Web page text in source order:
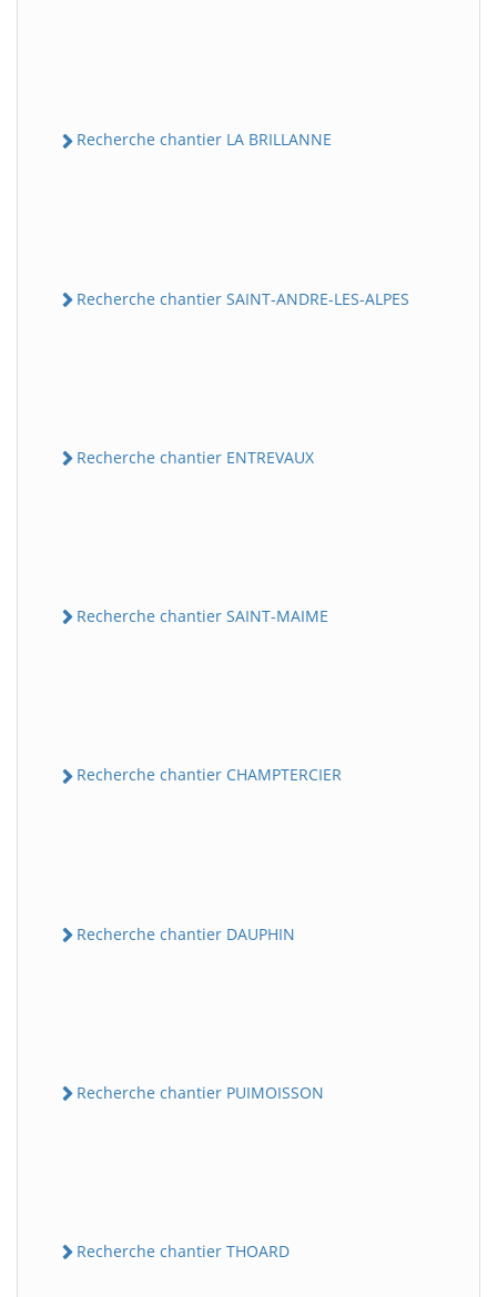
Recherche chantier LA BRILLANNE
Recherche chantier SAINT-ANDRE-LES-ALPES
Recherche chantier ENTREVAUX
Recherche chantier SAINT-MAIME
Recherche chantier CHAMPTERCIER
Recherche chantier DAUPHIN
Recherche chantier PUIMOISSON
Recherche chantier THOARD